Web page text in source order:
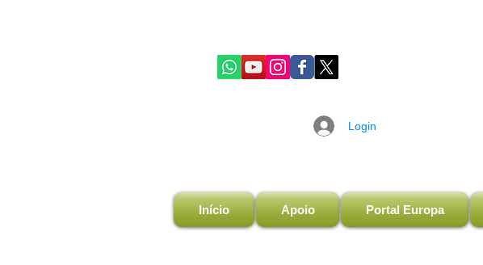
Login
Início Apoio Portal Europa